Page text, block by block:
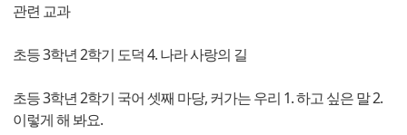
관련 교과
초등 3학년 2학기 도덕 4. 나라 사랑의 길
초등 3학년 2학기 국어 셋째 마당, 커가는 우리 1. 하고 싶은 말 2.
이렇게 해 봐요.